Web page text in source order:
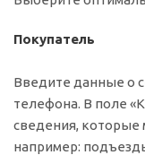
Покупатель
Введите данные о
телефона. В поле
сведения, которые
например: